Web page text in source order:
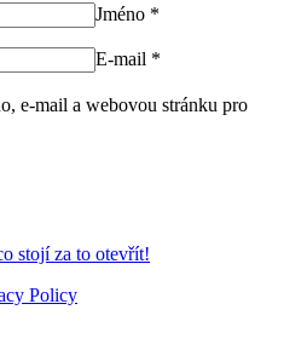
Jméno *
E-mail *
e-mail a webovou stránku pro
stojí za to otevřít!
Policy